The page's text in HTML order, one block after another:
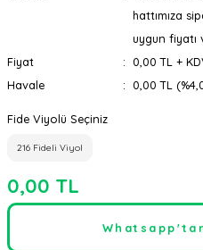
hattımıza
uygun fiyatı
Fiyat
0,00 TL +
Havale
0,00 TL
Fide Viyolü Seçiniz
216 Fideli Viyol
0,00 TL